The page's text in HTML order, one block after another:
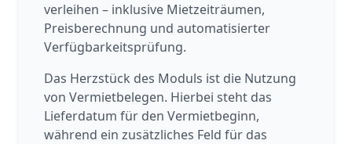
verleihen – inklusive Mietzeiträumen,
Preisberechnung und automatisierter
Verfügbarkeitsprüfung.
Das Herzstück des Moduls ist die Nutzung
von Vermietbelegen. Hierbei steht das
Lieferdatum für den Vermietbeginn,
während ein zusätzliches Feld für das